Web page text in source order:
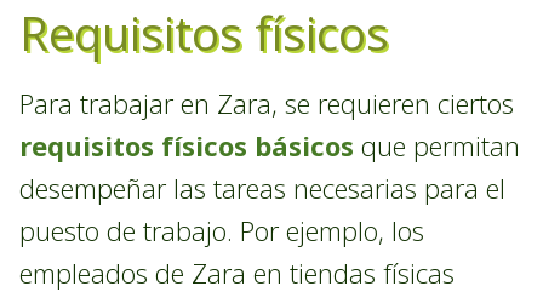
Requisitos físicos
Para trabajar en Zara, se requieren ciertos
requisitos físicos básicos que permitan
desempeñar las tareas necesarias para el
puesto de trabajo. Por ejemplo, los
empleados de Zara en tiendas físicas